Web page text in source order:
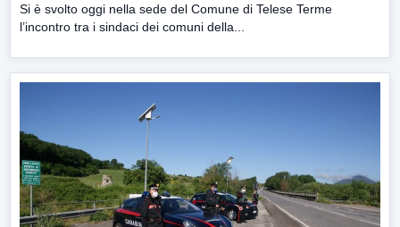
Si è svolto oggi nella sede del Comune di Telese Terme
l’incontro tra i sindaci dei comuni della...